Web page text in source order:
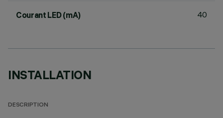
Courant LED (mA) 40
INSTALLATION
DESCRIPTION